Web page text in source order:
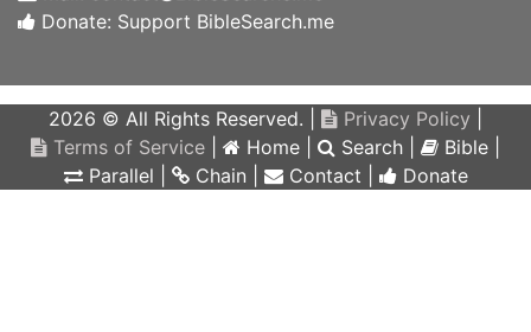
Donate: Support BibleSearch.me
2026 © All Rights Reserved. | Privacy Policy
Terms of Service
Home Search Bible
Parallel
Chain Contact Donate